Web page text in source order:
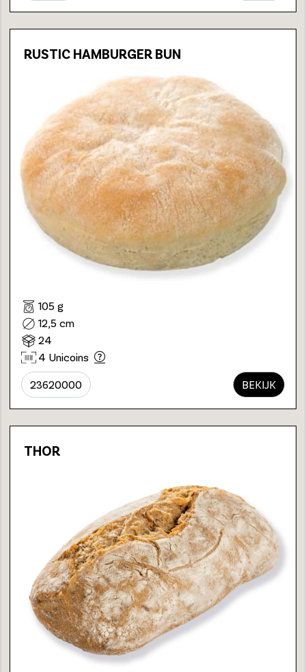
RUSTIC HAMBURGER BUN
105 g
12,5 cm
24
4 Unicoins
23620000 BEKIJK
THOR